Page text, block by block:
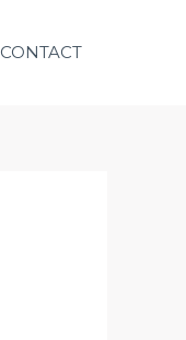
CONTACT